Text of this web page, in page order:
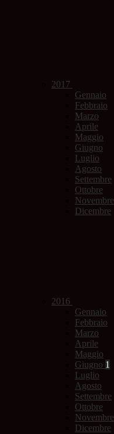
2017
Gennaio
Febbraio
Marzo
Aprile
Maggio
Giugno
Luglio
Agosto
Settembre
Ottobre
Novembre
Dicembre
2016
Gennaio
Febbraio
Marzo
Aprile
Maggio
Giugno 1
Luglio
Agosto
Settembre
Ottobre
Novembre
Dicembre